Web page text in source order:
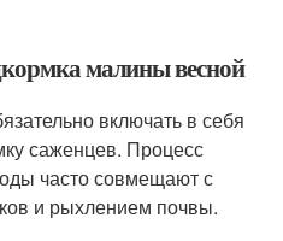
малины весной
включать в себя
саженцев. Процесс
часто совмещают с
и рыхлением почвы.